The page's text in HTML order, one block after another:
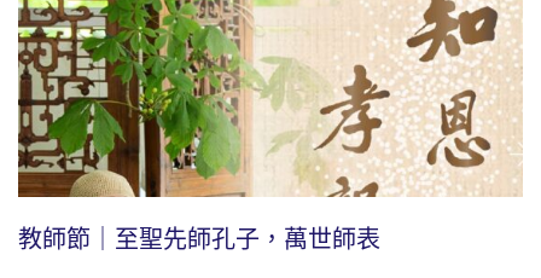
教師節｜至聖先師孔子，萬世師表